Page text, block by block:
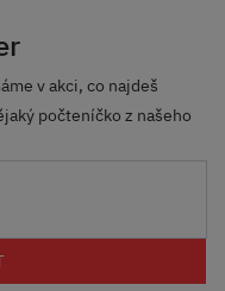
v akci, co najdeš
počteníčko z našeho